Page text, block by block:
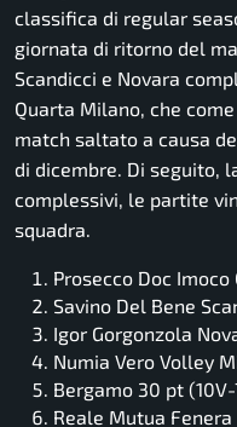
classifica di regular
giornata di ritorno del
Scandicci e Novara
Quarta Milano, che
match saltato a causa
di dicembre. Di seguito,
complessivi, le partite
squadra.
Prosecco Doc
Savino Del Bene
Igor Gorgonzola
Numia Vero Volley
Bergamo 30 pt (10V-
Reale Mutua Fenera